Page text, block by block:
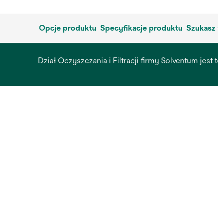
Opcje produktu Specyfikacje produktu
Dział Oczyszczania i Filtracji firmy Solventum